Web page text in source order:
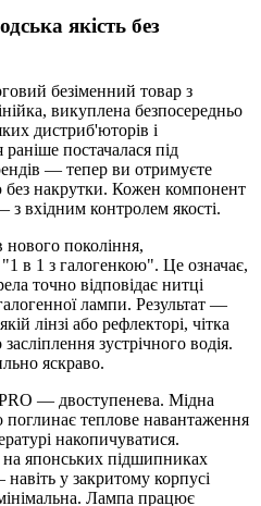
якість без
безіменний товар з
викуплена безпосередньо
дистриб'юторів і
постачалася під
— тепер ви отримуєте
без накрутки. Кожен компонент
вхідним контролем якості.
покоління,
в 1 з галогенкою". Це означає,
точно відповідає нитці
лампи. Результат —
лінзі або рефлекторі, чітка
зустрічного водія.
яскраво.
— двоступенева. Мідна
поглинає теплове навантаження
накопичуватися.
японських підшипниках
у закритому корпусі
Лампа працює